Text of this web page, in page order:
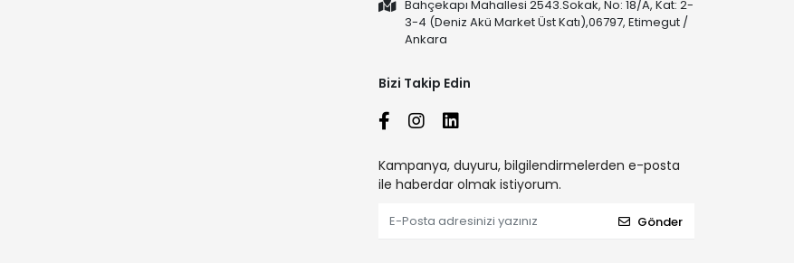
Bahçekapı Mahallesi 2543.Sokak, No: 18/A, Kat: 2-
3-4 (Deniz Akü Market Üst Katı),06797, Etimegut /
Ankara
Bizi Takip Edin
Kampanya, duyuru, bilgilendirmelerden e-posta
ile haberdar olmak istiyorum.
Gönder